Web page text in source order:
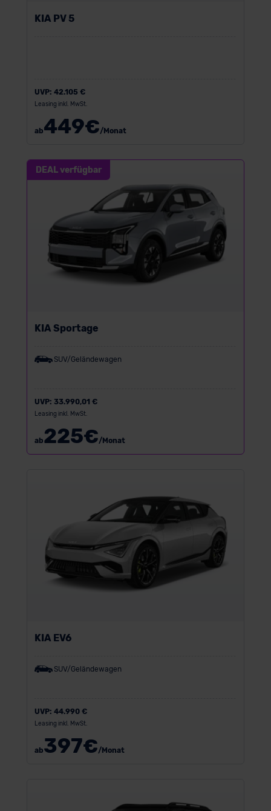
KIA PV 5
UVP: 42.105 €
Leasing inkl. MwSt.
ab449€/Monat
DEAL verfügbar
KIA Sportage
SUV/Geländewagen
UVP: 33.990,01 €
Leasing inkl. MwSt.
ab225€/Monat
KIA EV6
SUV/Geländewagen
UVP: 44.990 €
Leasing inkl. MwSt.
ab397€/Monat